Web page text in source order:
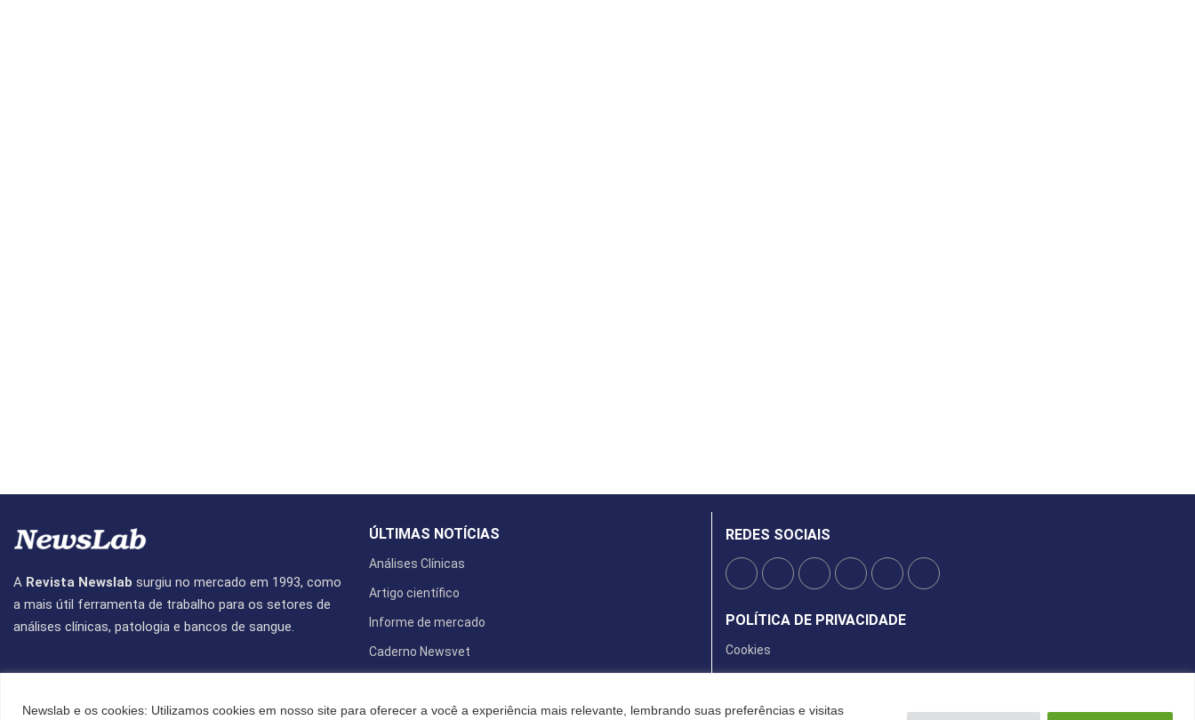
Newslab e os cookies: Utilizamos cookies em nosso site para oferecer a você a experiência mais relevante, lembrando suas preferências e visitas
A Revista Newslab surgiu no mercado em 1993, como
a mais útil ferramenta de trabalho para os setores de
análises clínicas, patologia e bancos de sangue.
ÚLTIMAS NOTÍCIAS
Análises Clínicas
Artigo científico
Informe de mercado
Caderno Newsvet
REDES SOCIAIS
POLÍTICA DE PRIVACIDADE
Cookies